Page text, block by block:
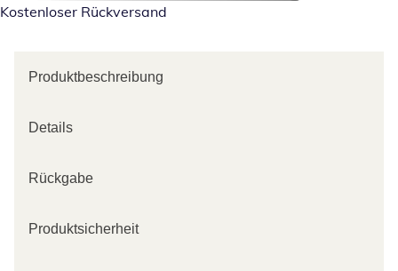
Kostenloser Rückversand
Produktbeschreibung
Details
Rückgabe
Produktsicherheit